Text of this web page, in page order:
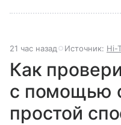
21 час назад Источник: Hi-
Как
с помощью
простой